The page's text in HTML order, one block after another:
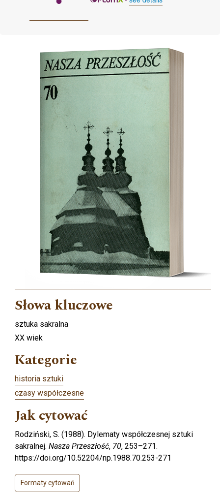
Słowa kluczowe
sztuka sakralna
XX wiek
Kategorie
historia sztuki
czasy współczesne
Jak cytować
Rodziński, S. (1988). Dylematy współczesnej sztuki
sakralnej. Nasza Przeszłość, 70, 253–271.
https://doi.org/10.52204/np.1988.70.253-271
Formaty cytowań